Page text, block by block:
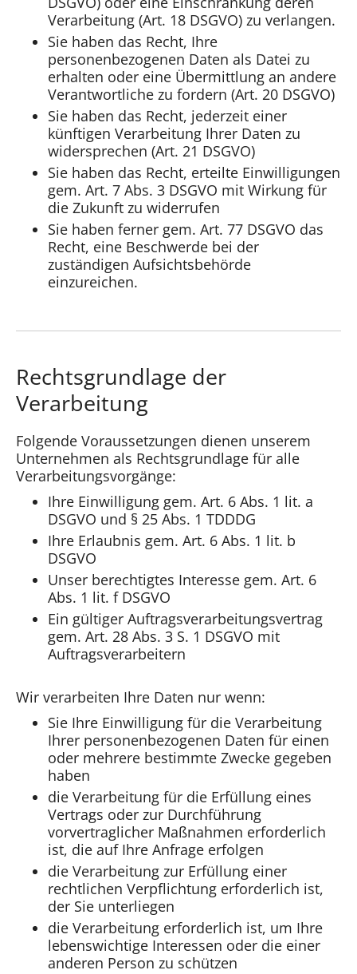
Verarbeitung (Art. 18 DSGVO) zu verlangen.
Sie haben das Recht, Ihre
personenbezogenen Daten als Datei zu
erhalten oder eine Übermittlung an andere
Verantwortliche zu fordern (Art. 20 DSGVO)
Sie haben das Recht, jederzeit einer
künftigen Verarbeitung Ihrer Daten zu
widersprechen (Art. 21 DSGVO)
Sie haben das Recht, erteilte Einwilligungen
gem. Art. 7 Abs. 3 DSGVO mit Wirkung für
die Zukunft zu widerrufen
Sie haben ferner gem. Art. 77 DSGVO das
Recht, eine Beschwerde bei der
zuständigen Aufsichtsbehörde
einzureichen.
Rechtsgrundlage der
Verarbeitung
Folgende Voraussetzungen dienen unserem
Unternehmen als Rechtsgrundlage für alle
Verarbeitungsvorgänge:
Ihre Einwilligung gem. Art. 6 Abs. 1 lit. a
DSGVO und § 25 Abs. 1 TDDDG
Ihre Erlaubnis gem. Art. 6 Abs. 1 lit. b
DSGVO
Unser berechtigtes Interesse gem. Art. 6
Abs. 1 lit. f DSGVO
Ein gültiger Auftragsverarbeitungsvertrag
gem. Art. 28 Abs. 3 S. 1 DSGVO mit
Auftragsverarbeitern
Wir verarbeiten Ihre Daten nur wenn:
Sie Ihre Einwilligung für die Verarbeitung
Ihrer personenbezogenen Daten für einen
oder mehrere bestimmte Zwecke gegeben
haben
die Verarbeitung für die Erfüllung eines
Vertrags oder zur Durchführung
vorvertraglicher Maßnahmen erforderlich
ist, die auf Ihre Anfrage erfolgen
die Verarbeitung zur Erfüllung einer
rechtlichen Verpflichtung erforderlich ist,
der Sie unterliegen
die Verarbeitung erforderlich ist, um Ihre
lebenswichtige Interessen oder die einer
anderen Person zu schützen